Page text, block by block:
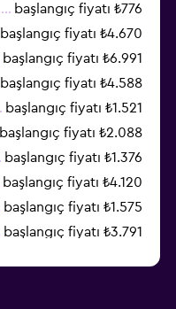
başlangıç fiyatı ₺776
başlangıç fiyatı ₺4.670
başlangıç fiyatı ₺6.991
başlangıç fiyatı ₺4.588
başlangıç fiyatı ₺1.521
başlangıç fiyatı ₺2.088
başlangıç fiyatı ₺1.376
başlangıç fiyatı ₺4.120
başlangıç fiyatı ₺1.575
başlangıç fiyatı ₺3.791